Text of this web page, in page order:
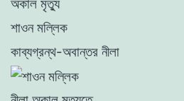
অকাল মৃত্যু
শাওন মল্লিক
কাব্যগ্রন্থ-অবান্তর নীলা